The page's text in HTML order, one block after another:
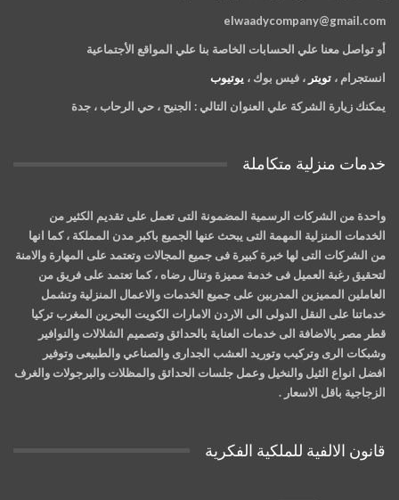
elwaadycompany@gmail.com
أو تواصل معنا علي الحسابات الخاصة بنا علي المواقع الأجتماعية
انستجرام ، تويتر ، فيس بوك ، يوتيوب
يمكنك زيارة الشركة علي العنوان التالي : الجنيح ، حي الرحاب ، جدة
خدمات منزلية متكاملة
واحدة من الشركات الرسمية المضمونة التى تعمل على تقديم الكثير من
الخدمات المنزلية المهمة التى يبحث عنها الجميع باكبر مدن المملكة ، كما انها
من الشركات التى لها خبرة كبيرة فى جميع المجالات وتعتمد على المهارة والامنة
لتحقيق رغبة العميل فى خدمة مميزة وتنال رضاه ، كما تعتمد على فريق من
العاملين المميزين المدربين على جميع الخدمات والاعمال المنزلية وتشمل
خدماتنا على النقل الدولى الى الاردن الامارات الكويت البحرين المغرب تركيا
قطر مصر بالاضافة الى خدمات العناية بالحدائق وتصميم الشلالات والنوافير
وشبكات الرى وتركيب وتوريد العشب الجدارى والصناعي والطبيعى وتوفير
افضل انواع الثيل والنخيل وعمل جلسات الحدائق والمظلات والبرجولات والغرف
الزجاجية باقل الاسعار .
قانون الالفية للملكية الفكرية